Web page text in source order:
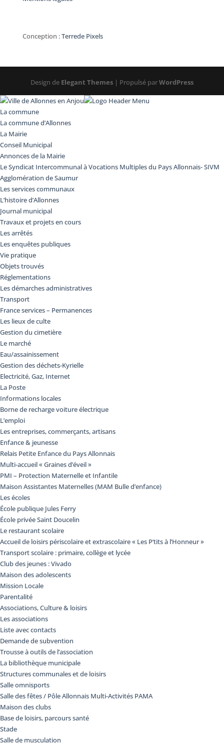
Conception :Terrede Pixels
Design de Elegant Themes| Propulsé parWordPress
La commune
La commune d’Allonnes
La Mairie
Conseil Municipal
Annonces de la Mairie
Le Syndicat Intercommunal à Vocations Multiples du Pays Allonnais- SIVM
Agglomération de Saumur
Les services communaux
L’histoire d’Allonnes
Journal municipal
Travaux et projets en cours
Les arrêtés
Les enquêtes publiques
Vie pratique
Objets trouvés
Réglementations
Les démarches administratives
Transport
France services – Permanences
Les lieux de culte
Gestion du cimetière
Le marché
Eau/assainissement
Gestion des déchets-Kyrielle
Electricité, Gaz, Internet
La Poste
Informations locales
Borne de recharge voiture électrique
L’emploi
Les entreprises, commerçants, artisans
Enfance & jeunesse
Relais Petite Enfance du Pays Allonnais
Multi-accueil « Graines d’éveil »
PMI – Protection Maternelle et Infantile
Maison Assistantes Maternelles (MAM Bulle d’enfance)
Les écoles
École publique Jules Ferry
École privée Saint Doucelin
Le restaurant scolaire
Accueil de loisirs périscolaire et extrascolaire « Les P’tits à l’Honneur »
Transport scolaire : primaire, collège et lycée
Club des jeunes : Vivado
Maison des adolescents
Mission Locale
Parentalité
Associations, Culture & loisirs
Les associations
Liste avec contacts
Demande de subvention
Trousse à outils de l’association
La bibliothèque municipale
Structures communales et de loisirs
Salle omnisports
Salle des fêtes / Pôle Allonnais Multi-Activités PAMA
Maison des clubs
Base de loisirs, parcours santé
Stade
Salle de musculation